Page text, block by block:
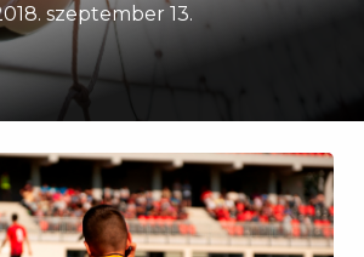
szeptember 13.